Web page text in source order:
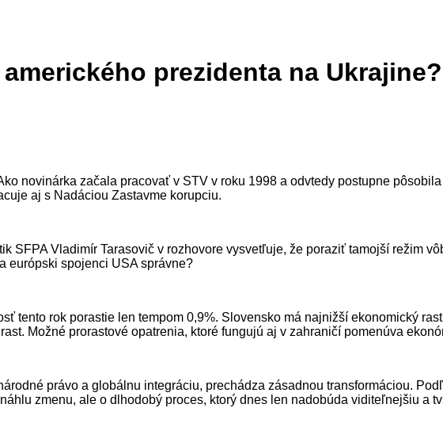
prezidenta na Ukrajine?
novinárka začala pracovať v STV v roku 1998 a odvtedy postupne
aj s Nadáciou Zastavme korupciu.
SFPA Vladimír Tarasovič v rozhovore vysvetľuje, že poraziť tamojší režim
európski spojenci USA správne?
tento rok porastie len tempom 0,9%. Slovensko má najnižší ekonomický
Možné prorastové opatrenia, ktoré fungujú aj v zahraničí pomenúva
právo a globálnu integráciu, prechádza zásadnou transformáciou.
zmenu, ale o dlhodobý proces, ktorý dnes len nadobúda viditeľnejšiu a